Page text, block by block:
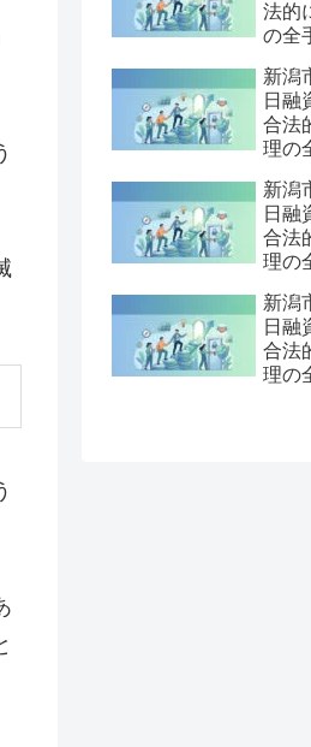
法的
の全
新潟
日融
合法
理の
新潟
日融
合法
理の
新潟
日融
合法
理の